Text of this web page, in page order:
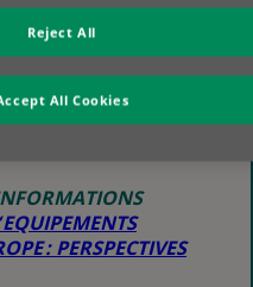
USAGE, MAIS DE
LA PLUS ADAPTÉE À
DE L’ENTREPRISE ET
»
LEASING SOLUTIONS
EQUIPEMENTS
: PERSPECTIVES
Reject All
All Cookies